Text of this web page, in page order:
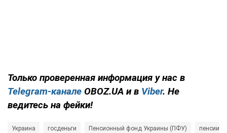
Только проверенная информация у нас в
Telegram-канале OBOZ.UA и в Viber. Не
ведитесь на фейки!
Украина госденьги Пенсионный фонд Украины (ПФУ) пенсии